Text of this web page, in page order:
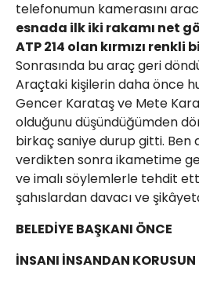
telefonumun kamerasını
esnada ilk iki rakamı net
ATP 214 olan kırmızı renkli
Sonrasında bu araç geri
Araçtaki kişilerin daha önce
Gencer Karataş ve Mete
olduğunu düşündüğümden
birkaç saniye durup gitti.
verdikten sonra ikametime
ve imalı söylemlerle tehdit
şahıslardan davacı ve
BELEDİYE BAŞKANI ÖNCE
İNSANI İNSANDAN KORUSUN